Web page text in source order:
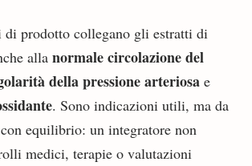
prodotto collegano gli estratti di
alla normale circolazione del
della pressione arteriosa e
. Sono indicazioni utili, ma da
equilibrio: un integratore non
medici, terapie o valutazioni